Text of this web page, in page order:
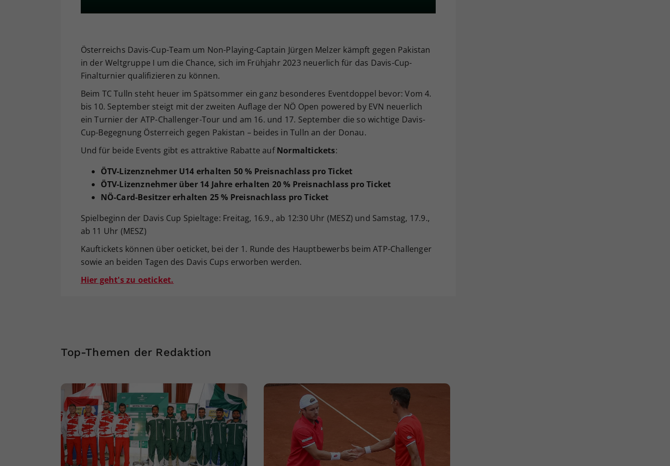
Österreichs Davis-Cup-Team um Non-Playing-Captain Jürgen Melzer kämpft gegen Pakistan
in der Weltgruppe I um die Chance, sich im Frühjahr 2023 neuerlich für das Davis-Cup-
Finalturnier qualifizieren zu können.
Beim TC Tulln steht heuer im Spätsommer ein ganz besonderes Eventdoppel bevor: Vom 4.
bis 10. September steigt mit der zweiten Auflage der NÖ Open powered by EVN neuerlich
ein Turnier der ATP-Challenger-Tour und am 16. und 17. September die so wichtige Davis-
Cup-Begegnung Österreich gegen Pakistan – beides in Tulln an der Donau.
Und für beide Events gibt es attraktive Rabatte aufNormaltickets:
ÖTV-Lizenznehmer U14 erhalten 50 % Preisnachlass pro Ticket
ÖTV-Lizenznehmer über 14 Jahre erhalten 20 % Preisnachlass pro Ticket
NÖ-Card-Besitzer erhalten 25 % Preisnachlass pro Ticket
Spielbeginn der Davis Cup Spieltage: Freitag, 16.9., ab 12:30 Uhr (MESZ) und Samstag, 17.9.,
ab 11 Uhr (MESZ)
Kauftickets können über oeticket, bei der 1. Runde des Hauptbewerbs beim ATP-Challenger
sowie an beiden Tagen des Davis Cups erworben werden.
Hier geht's zu oeticket.
Top-Themen der Redaktion
Ihrer vorgenommen Einstellungen, falls der